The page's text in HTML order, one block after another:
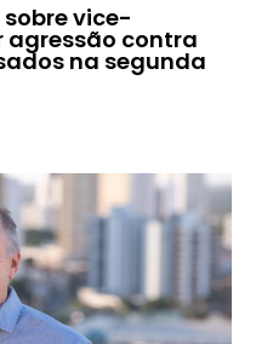
sobre vice-
agressão contra
na segunda